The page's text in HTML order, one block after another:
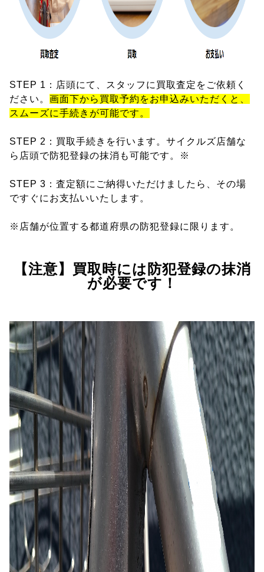
STEP 1：店頭にて、スタッフに買取査定をご依頼く
ださい。 画面下から買取予約をお申込みいただくと、
スムーズに手続きが可能です。
STEP 2：買取手続きを行います。サイクルズ店舗な
ら店頭で防犯登録の抹消も可能です。※
STEP 3：査定額にご納得いただけましたら、その場
ですぐにお支払いいたします。
※店舗が位置する都道府県の防犯登録に限ります。
【注意】買取時には防犯登録の抹消
が必要です！